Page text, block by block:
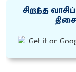
சிறந்த